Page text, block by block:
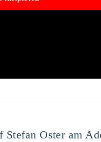
Stefan Oster am